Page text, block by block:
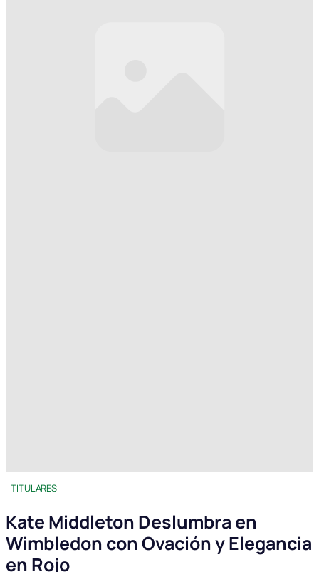
TITULARES
Kate Middleton Deslumbra en
Wimbledon con Ovación y Elegancia
en Rojo